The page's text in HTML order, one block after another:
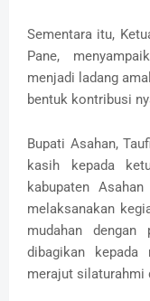
Sementara itu,
Pane,
menjadi ladang
bentuk kontribusi
Bupati Asahan,
kasih kepada
kabupaten
melaksanakan
mudahan dengan
dibagikan kepada
merajut silaturahmi